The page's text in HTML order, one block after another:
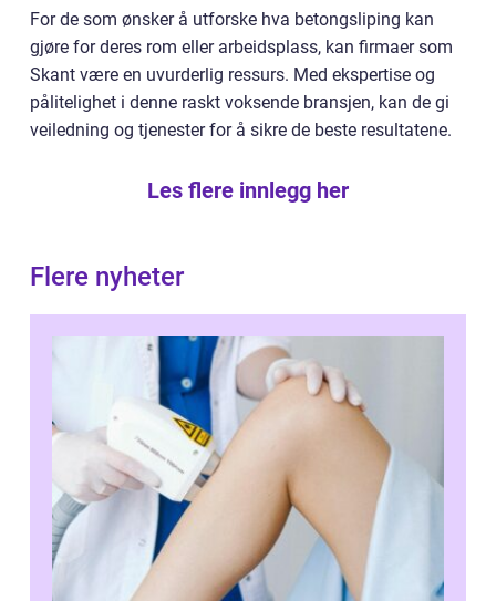
For de som ønsker å utforske hva betongsliping kan
gjøre for deres rom eller arbeidsplass, kan firmaer som
Skant være en uvurderlig ressurs. Med ekspertise og
pålitelighet i denne raskt voksende bransjen, kan de gi
veiledning og tjenester for å sikre de beste resultatene.
Les flere innlegg her
Flere nyheter